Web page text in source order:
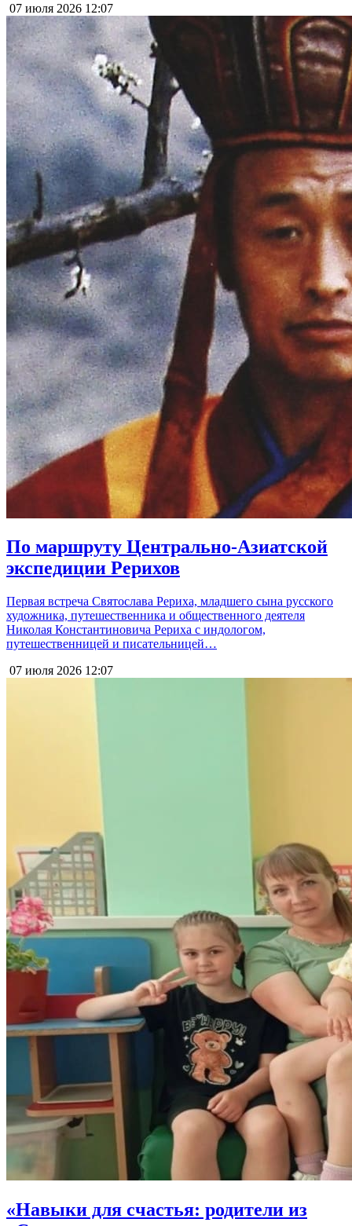
07 июля 2026 12:07
По маршруту Центрально-Азиатской
экспедиции Рерихов
Первая встреча Святослава Рериха, младшего сына русского
художника, путешественника и общественного деятеля
Николая Константиновича Рериха с индологом,
путешественницей и писательницей…
07 июля 2026 12:07
«Навыки для счастья: родители из